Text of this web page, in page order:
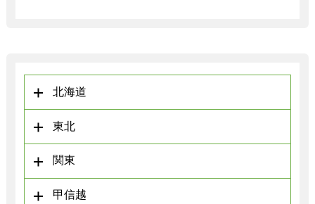
北海道
東北
関東
甲信越